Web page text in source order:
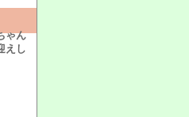
ゃん
えし